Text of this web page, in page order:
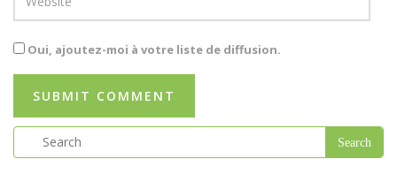
Oui, ajoutez-moi à votre liste de diffusion.